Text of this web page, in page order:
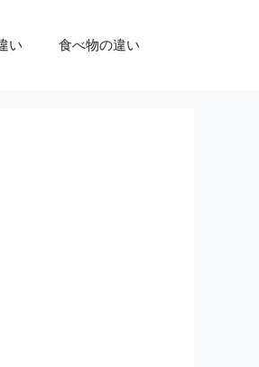
い 食べ物の違い